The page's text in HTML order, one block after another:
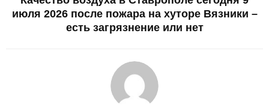
июля 2026 после пожара на хуторе Вязники –
есть загрязнение или нет